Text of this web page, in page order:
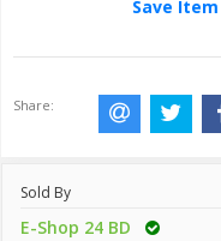
Save Item
Share:
Sold By
E-Shop 24 BD